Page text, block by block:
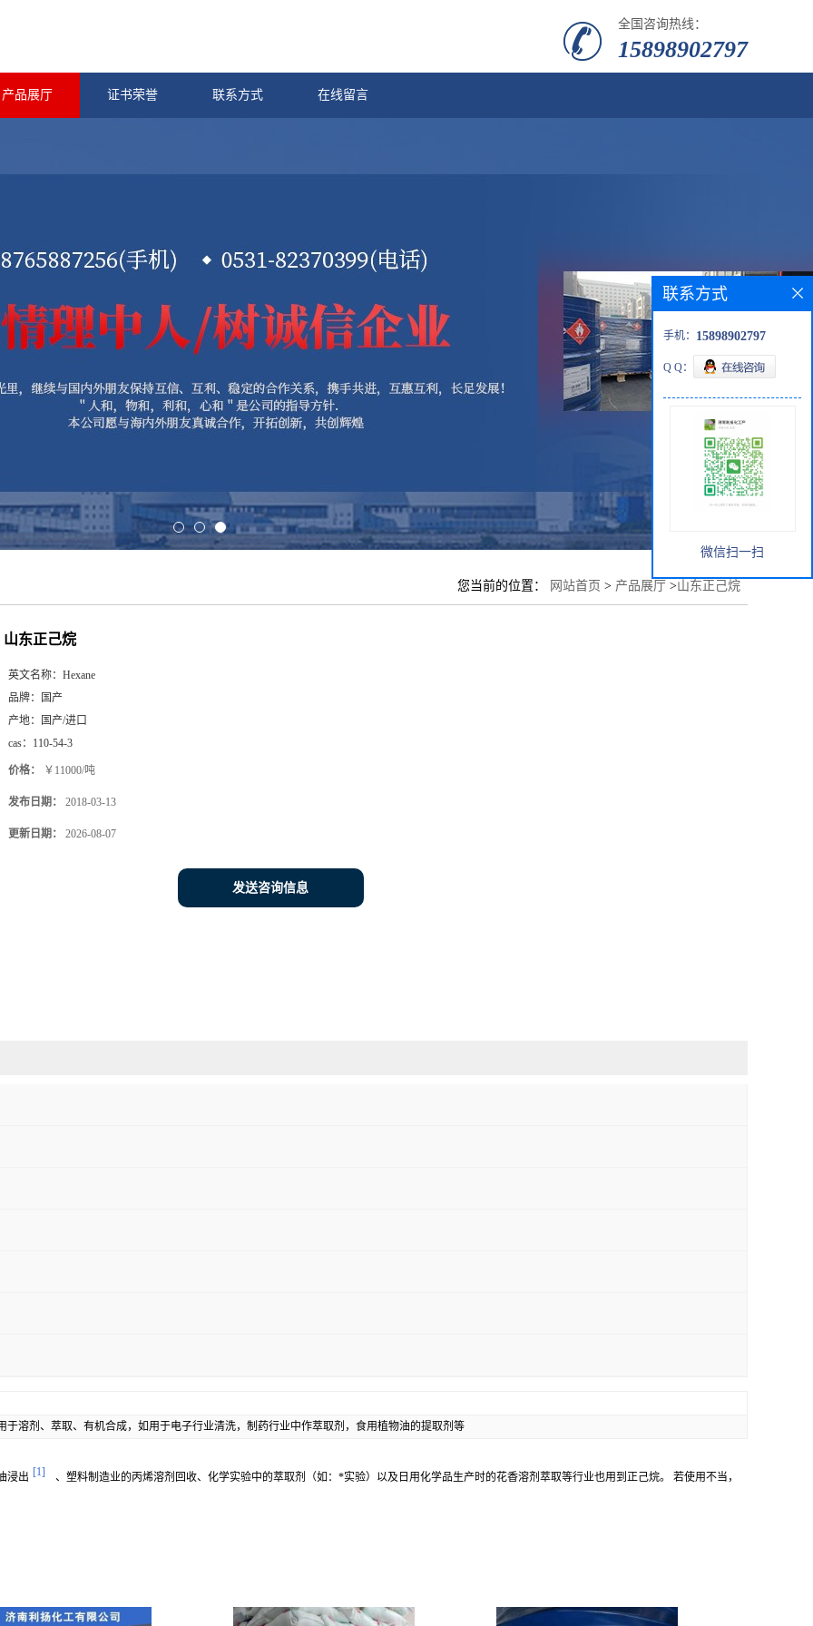
全国咨询热线：
15898902797
产品展厅 证书荣誉 联系方式 在线留言
您当前的位置： 网站首页 > 产品展厅 >山东正己烷
山东正己烷
英文名称： Hexane
品牌：
国产
产地：
国产/进口
cas： 110-54-3
价格： ￥11000/吨
发布日期： 2018-03-13
更新日期： 2026-08-07
发送咨询信息
于溶剂、萃取、有机合成，如用于电子行业清洗，制药行业中作萃取剂，食用植物油的提取剂等
浸出 [1] 、塑料制造业的丙烯溶剂回收、化学实验中的萃取剂（如：*实验）以及日用化学品生产时的花香溶剂萃取等行业也用到正己烷。 若使用不当，
联系方式
手机： 15898902797
Q Q：
微信扫一扫